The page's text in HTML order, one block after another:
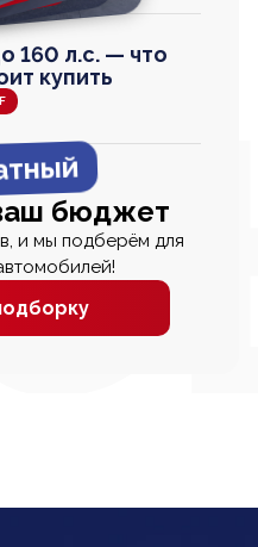
160 л.с. — что
купить
бюджет
и мы подберём для